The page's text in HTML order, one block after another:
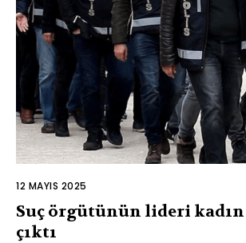
12 MAYIS 2025
Suç örgütünün lideri kadın
çıktı